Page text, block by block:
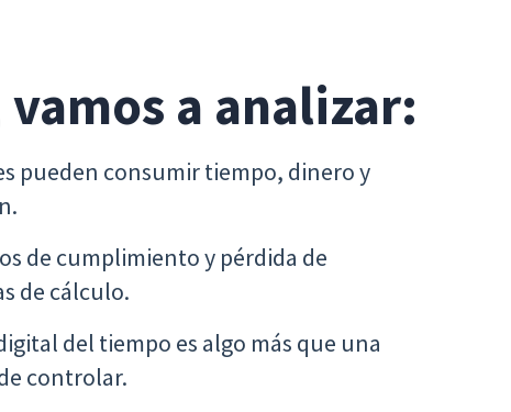
a analizar:
pueden consumir tiempo, dinero y
de cumplimiento y pérdida de
de cálculo.
del tiempo es algo más que una
controlar.